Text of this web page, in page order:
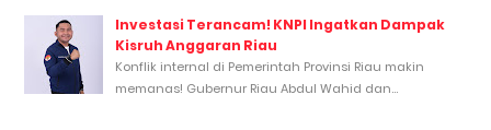
Investasi Terancam! KNPI Ingatkan Dampak
Kisruh Anggaran Riau
Konflik internal di Pemerintah Provinsi Riau makin
memanas! Gubernur Riau Abdul Wahid dan...